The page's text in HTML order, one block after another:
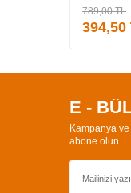
789,00TL
394,50
E -
Kampanya
abone olun.